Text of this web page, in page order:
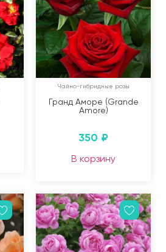
Чайно-гибридные розы
Гранд Аморе (Grande
Amore)
350 ₽
В корзину